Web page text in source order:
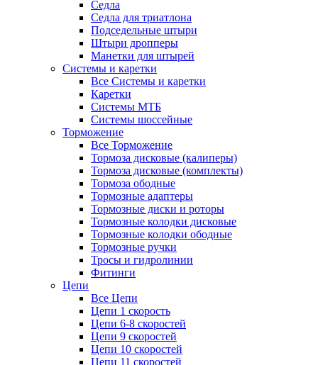
Седла
Седла для триатлона
Подседельные штыри
Штыри дропперы
Манетки для штырей
Системы и каретки
Все Системы и каретки
Каретки
Системы МТБ
Системы шоссейные
Торможение
Все Торможение
Тормоза дисковые (калиперы)
Тормоза дисковые (комплекты)
Тормоза ободные
Тормозные адаптеры
Тормозные диски и роторы
Тормозные колодки дисковые
Тормозные колодки ободные
Тормозные ручки
Тросы и гидролинии
Фитинги
Цепи
Все Цепи
Цепи 1 скорость
Цепи 6-8 скоростей
Цепи 9 скоростей
Цепи 10 скоростей
Цепи 11 скоростей